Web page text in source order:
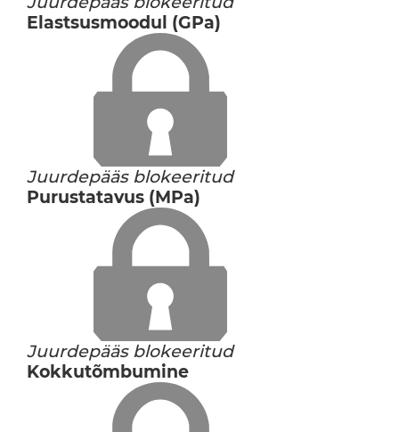
Elastsusmoodul (GPa)
Juurdepääs blokeeritud
Purustatavus (MPa)
Juurdepääs blokeeritud
Kokkutõmbumine